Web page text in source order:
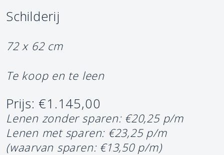
Schilderij
72 x 62 cm
Te koop en te leen
Prijs: €1.145,00
Lenen zonder sparen: €20,25 p/m
Lenen met sparen: €23,25 p/m
(waarvan sparen: €13,50 p/m)